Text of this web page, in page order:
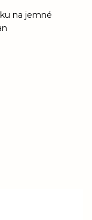
na jemné